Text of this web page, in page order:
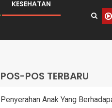
KESEHATAN
POS-POS TERBARU
Penyerahan Anak Yang